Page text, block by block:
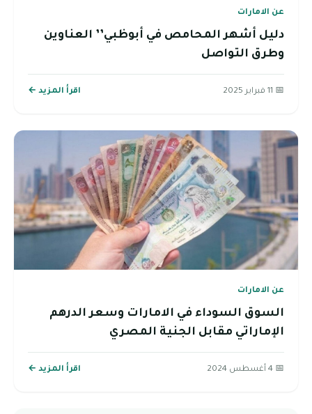
عن الامارات
دليل أشهر المحامص في أبوظبي’’ العناوين
وطرق التواصل
📅 11 فبراير 2025 اقرأ المزيد ←
عن الامارات
السوق السوداء في الامارات وسعر الدرهم
الإماراتي مقابل الجنية المصري
📅 4 أغسطس 2024 اقرأ المزيد ←